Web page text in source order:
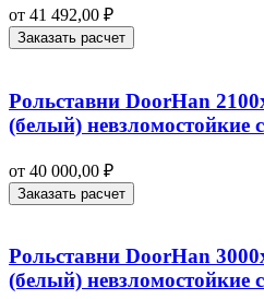
от 41 492,00 ₽
Заказать расчет
Рольставни DoorHan
(белый) невзломостойкие
от 40 000,00 ₽
Заказать расчет
Рольставни DoorHan
(белый) невзломостойкие